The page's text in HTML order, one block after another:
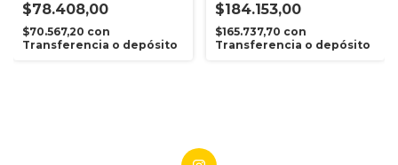
$78.408,00
$70.567,20 con
Transferencia o depósito
$184.153,00
$165.737,70 con
Transferencia o depósito